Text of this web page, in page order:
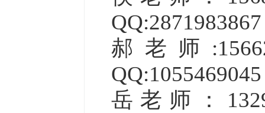
QQ:2871983867
郝老师
QQ:1055469045
岳老师：